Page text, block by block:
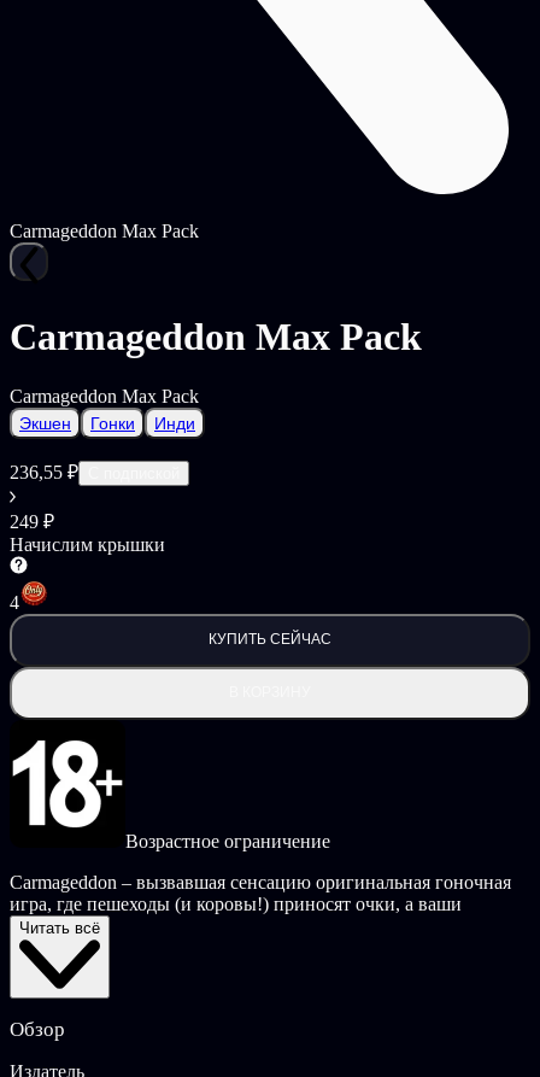
Carmageddon Max Pack
Carmageddon Max Pack
Carmageddon Max Pack
Экшен Гонки Инди
236,55 ₽
249 ₽
Начислим крышки
4
КУПИТЬ СЕЙЧАС
Возрастное ограничение
Carmageddon – вызвавшая сенсацию оригинальная гоночная
игра, где пешеходы (и коровы!) приносят очки, а ваши
соперники – сборище психов на безумных машинах убийства.
В этой игре вы можете ехатькуда хотите, здесь царит анархия
и зашкаливающий уровень нереального комедийного
насилия. Это гоночная игра, где гонки – для слабаков.
Теперь классическая игра для Mac & PC, которая была
Читать всё
Обзор
Издатель